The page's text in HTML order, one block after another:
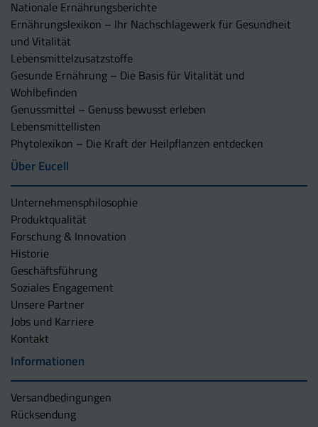
Nationale Ernährungsberichte
Ernährungslexikon – Ihr Nachschlagewerk für Gesundheit
und Vitalität
Lebensmittelzusatzstoffe
Gesunde Ernährung – Die Basis für Vitalität und
Wohlbefinden
Genussmittel – Genuss bewusst erleben
Lebensmittellisten
Phytolexikon – Die Kraft der Heilpflanzen entdecken
Über Eucell
Unternehmens­philosophie
Produktqualität
Forschung & Innovation
Historie
Geschäftsführung
Soziales Engagement
Unsere Partner
Jobs und Karriere
Kontakt
Informationen
Versandbedingungen
Rücksendung